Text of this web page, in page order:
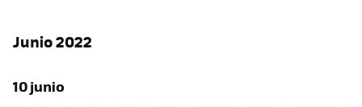
Junio 2022
10 junio